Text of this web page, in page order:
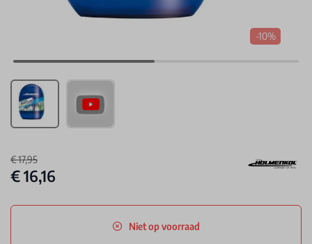
-10%
€ 17,95
€ 16,16
Niet op voorraad